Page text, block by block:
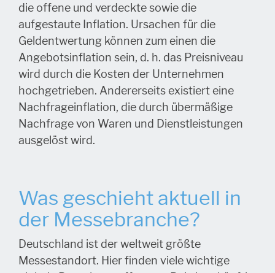
die offene und verdeckte sowie die
aufgestaute Inflation. Ursachen für die
Geldentwertung können zum einen die
Angebotsinflation sein, d. h. das Preisniveau
wird durch die Kosten der Unternehmen
hochgetrieben. Andererseits existiert eine
Nachfrageinflation, die durch übermäßige
Nachfrage von Waren und Dienstleistungen
ausgelöst wird.
Was geschieht aktuell in
der Messebranche?
Deutschland ist der weltweit größte
Messestandort. Hier finden viele wichtige